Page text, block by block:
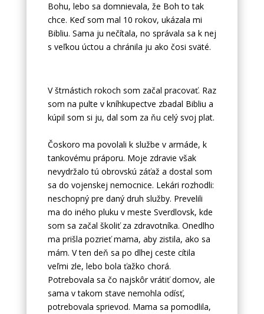
Bohu, lebo sa domnievala, že Boh to tak
chce. Keď som mal 10 rokov, ukázala mi
Bibliu. Sama ju nečítala, no správala sa k nej
s veľkou úctou a chránila ju ako čosi sväté.
V štrnástich rokoch som začal pracovať. Raz
som na pulte v kníhkupectve zbadal Bibliu a
kúpil som si ju, dal som za ňu celý svoj plat.
Čoskoro ma povolali k službe v armáde, k
tankovému práporu. Moje zdravie však
nevydržalo tú obrovskú záťaž a dostal som
sa do vojenskej nemocnice. Lekári rozhodli:
neschopný pre daný druh služby. Prevelili
ma do iného pluku v meste Sverdlovsk, kde
som sa začal školiť za zdravotníka. Onedlho
ma prišla pozrieť mama, aby zistila, ako sa
mám. V ten deň sa po dlhej ceste cítila
veľmi zle, lebo bola ťažko chorá.
Potrebovala sa čo najskôr vrátiť domov, ale
sama v takom stave nemohla odísť,
potrebovala sprievod. Mama sa pomodlila,